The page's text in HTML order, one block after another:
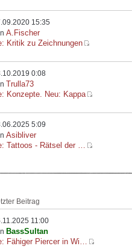
15:35
A.Fischer
Kritik zu Zeichnungen
0:08
Trulla73
Konzepte. Neu: Kappa
5:09
Asibliver
Tattoos - Rätsel der …
Beitrag
11:00
BassSultan
Fähiger Piercer in Wi…